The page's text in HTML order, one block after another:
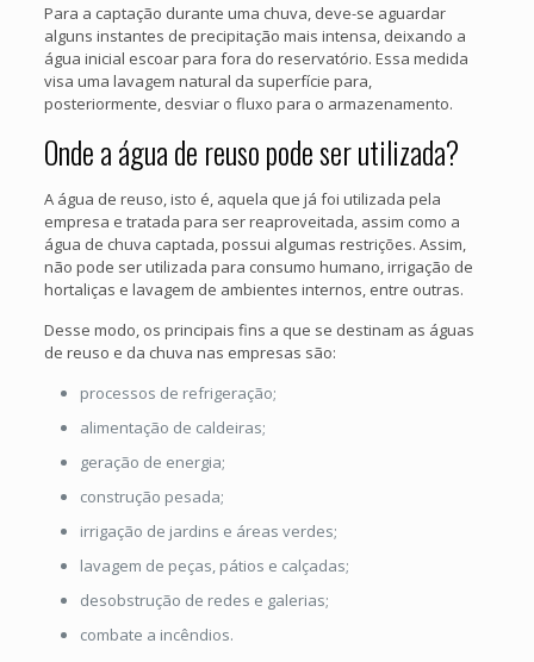
Para a captação durante uma chuva, deve-se aguardar
alguns instantes de precipitação mais intensa, deixando a
água inicial escoar para fora do reservatório. Essa medida
visa uma lavagem natural da superfície para,
posteriormente, desviar o fluxo para o armazenamento.
Onde a água de reuso pode ser utilizada?
A água de reuso, isto é, aquela que já foi utilizada pela
empresa e tratada para ser reaproveitada, assim como a
água de chuva captada, possui algumas restrições. Assim,
não pode ser utilizada para consumo humano, irrigação de
hortaliças e lavagem de ambientes internos, entre outras.
Desse modo, os principais fins a que se destinam as águas
de reuso e da chuva nas empresas são:
processos de refrigeração;
alimentação de caldeiras;
geração de energia;
construção pesada;
irrigação de jardins e áreas verdes;
lavagem de peças, pátios e calçadas;
desobstrução de redes e galerias;
combate a incêndios.